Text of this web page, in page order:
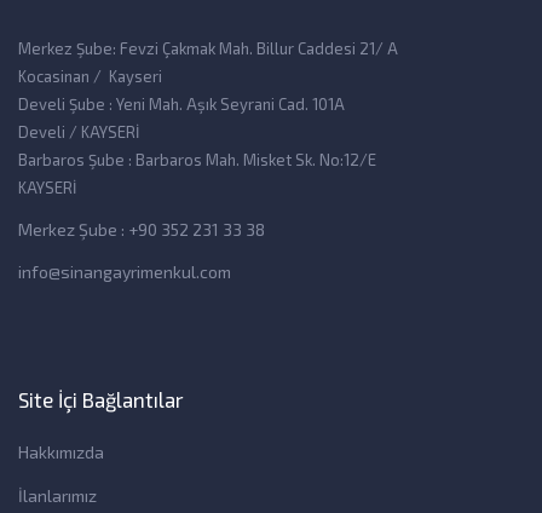
Merkez Şube: Fevzi Çakmak Mah. Billur Caddesi 21/ A
Kocasinan / Kayseri
Develi Şube : Yeni Mah. Aşık Seyrani Cad. 101A
Develi / KAYSERİ
Barbaros Şube : Barbaros Mah. Misket Sk. No:12/E
KAYSERİ
Merkez Şube : +90 352 231 33 38
info@sinangayrimenkul.com
Site İçi Bağlantılar
Hakkımızda
İlanlarımız